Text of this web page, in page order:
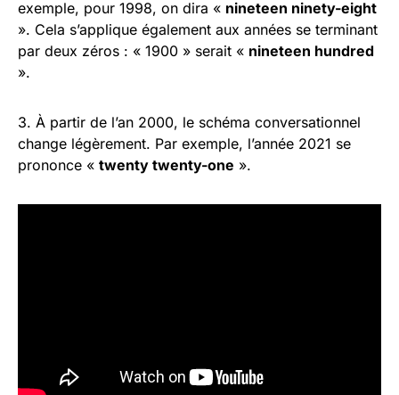
exemple, pour 1998, on dira « nineteen ninety-eight
». Cela s’applique également aux années se terminant
par deux zéros : « 1900 » serait « nineteen hundred
».
3. À partir de l’an 2000, le schéma conversationnel
change légèrement. Par exemple, l’année 2021 se
prononce « twenty twenty-one ».